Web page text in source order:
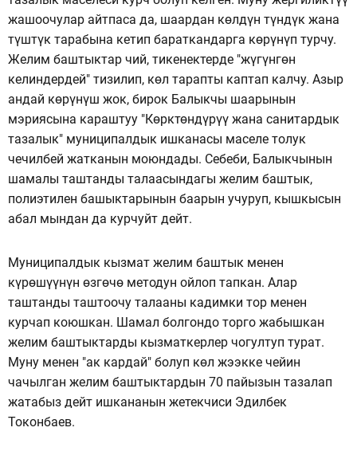
жашоочулар айтпаса да, шаардан көлдүн түндүк жана
түштүк тарабына кетип бараткандарга көрүнүп турчу.
Желим баштыктар чий, тикенектерде "жүгүнгөн
келиндердей" тизилип, көл тарапты каптап калчу. Азыр
андай көрүнүш жок, бирок Балыкчы шаарынын
мэриясына караштуу "Көрктөндүрүү жана санитардык
тазалык" муниципалдык ишканасы маселе толук
чечилбей жатканын моюндады. Себеби, Балыкчынын
шамалы таштанды талаасындагы желим баштык,
полиэтилен башыктарынын баарын учуруп, кышкысын
абал мындан да курчуйт дейт.
Муниципалдык кызмат желим баштык менен
күрөшүүнүн өзгөчө методун ойлоп тапкан. Алар
таштанды таштоочу талааны кадимки тор менен
курчап коюшкан. Шамал болгондо торго жабышкан
желим баштыктарды кызматкерлер чогултуп турат.
Муну менен "ак кардай" болуп көл жээкке чейин
чачылган желим баштыктардын 70 пайызын тазалап
жатабыз дейт ишкананын жетекчиси Эдилбек
Токонбаев.